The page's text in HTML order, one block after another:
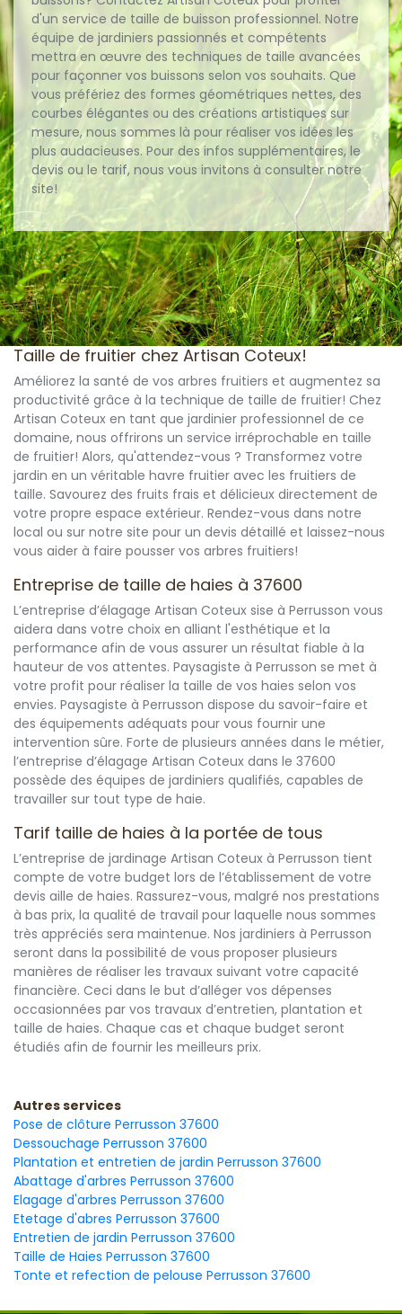
d'un service de taille de buisson professionnel. Notre
équipe de jardiniers passionnés et compétents
mettra en œuvre des techniques de taille avancées
pour façonner vos buissons selon vos souhaits. Que
vous préfériez des formes géométriques nettes, des
courbes élégantes ou des créations artistiques sur
mesure, nous sommes là pour réaliser vos idées les
plus audacieuses. Pour des infos supplémentaires, le
devis ou le tarif, nous vous invitons à consulter notre
site!
Taille de fruitier chez Artisan Coteux!
Améliorez la santé de vos arbres fruitiers et augmentez sa
productivité grâce à la technique de taille de fruitier! Chez
Artisan Coteux en tant que jardinier professionnel de ce
domaine, nous offrirons un service irréprochable en taille
de fruitier! Alors, qu'attendez-vous ? Transformez votre
jardin en un véritable havre fruitier avec les fruitiers de
taille. Savourez des fruits frais et délicieux directement de
votre propre espace extérieur. Rendez-vous dans notre
local ou sur notre site pour un devis détaillé et laissez-nous
vous aider à faire pousser vos arbres fruitiers!
Entreprise de taille de haies à 37600
L’entreprise d’élagage Artisan Coteux sise à Perrusson vous
aidera dans votre choix en alliant l'esthétique et la
performance afin de vous assurer un résultat fiable à la
hauteur de vos attentes. Paysagiste à Perrusson se met à
votre profit pour réaliser la taille de vos haies selon vos
envies. Paysagiste à Perrusson dispose du savoir-faire et
des équipements adéquats pour vous fournir une
intervention sûre. Forte de plusieurs années dans le métier,
l’entreprise d’élagage Artisan Coteux dans le 37600
possède des équipes de jardiniers qualifiés, capables de
travailler sur tout type de haie.
Tarif taille de haies à la portée de tous
L’entreprise de jardinage Artisan Coteux à Perrusson tient
compte de votre budget lors de l’établissement de votre
devis aille de haies. Rassurez-vous, malgré nos prestations
à bas prix, la qualité de travail pour laquelle nous sommes
très appréciés sera maintenue. Nos jardiniers à Perrusson
seront dans la possibilité de vous proposer plusieurs
manières de réaliser les travaux suivant votre capacité
financière. Ceci dans le but d’alléger vos dépenses
occasionnées par vos travaux d’entretien, plantation et
taille de haies. Chaque cas et chaque budget seront
étudiés afin de fournir les meilleurs prix.
Autres services
Pose de clôture Perrusson 37600
Dessouchage Perrusson 37600
Plantation et entretien de jardin Perrusson 37600
Abattage d'arbres Perrusson 37600
Elagage d'arbres Perrusson 37600
Etetage d'abres Perrusson 37600
Entretien de jardin Perrusson 37600
Taille de Haies Perrusson 37600
Tonte et refection de pelouse Perrusson 37600